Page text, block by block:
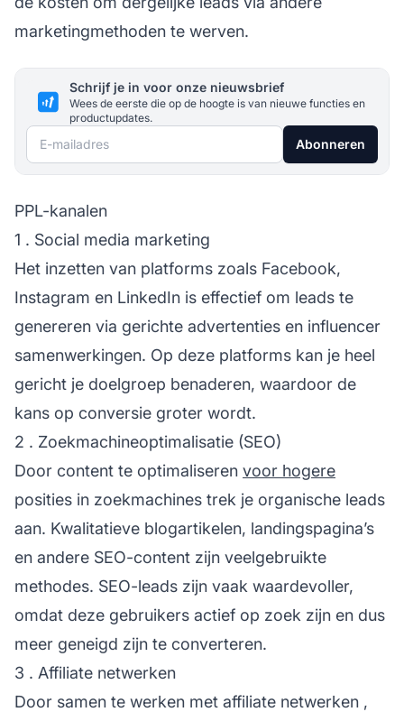
marketingmethoden te werven.
Schrijf je in voor onze nieuwsbrief
Wees de eerste die op de hoogte is van nieuwe functies en
productupdates.
E-mailadres Abonneren
PPL-kanalen
1 . Social media marketing
Het inzetten van platforms zoals Facebook,
Instagram en LinkedIn is effectief om leads te
genereren via gerichte advertenties en influencer
samenwerkingen. Op deze platforms kan je heel
gericht je doelgroep benaderen, waardoor de
kans op conversie groter wordt.
2 . Zoekmachineoptimalisatie (SEO)
Door content te optimaliseren voor hogere
posities in zoekmachines trek je organische leads
aan. Kwalitatieve blogartikelen, landingspagina’s
en andere SEO-content zijn veelgebruikte
methodes. SEO-leads zijn vaak waardevoller,
omdat deze gebruikers actief op zoek zijn en dus
meer geneigd zijn te converteren.
3 . Affiliate netwerken
Door samen te werken met affiliate netwerken ,